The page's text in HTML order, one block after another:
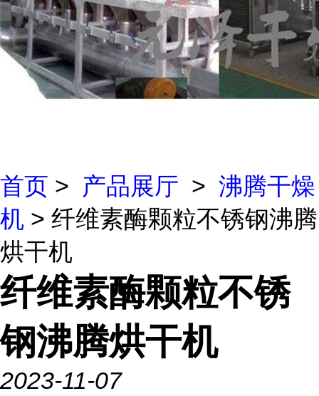
首页 > 产品展厅 > 沸腾干燥
机 > 纤维素酶颗粒不锈钢沸腾
烘干机
纤维素酶颗粒不锈
钢沸腾烘干机
2023-11-07